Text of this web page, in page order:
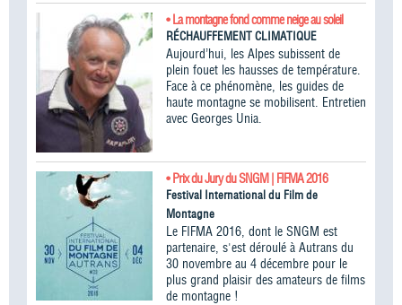
• La montagne fond comme neige au soleil
RÉCHAUFFEMENT CLIMATIQUE
Aujourd’hui, les Alpes subissent de
plein fouet les hausses de température.
Face à ce phénomène, les guides de
haute montagne se mobilisent. Entretien
avec Georges Unia.
• Prix du Jury du SNGM | FIFMA 2016
Festival International du Film de
Montagne
Le FIFMA 2016, dont le SNGM est
partenaire, s'est déroulé à Autrans du
30 novembre au 4 décembre pour le
plus grand plaisir des amateurs de films
de montagne !